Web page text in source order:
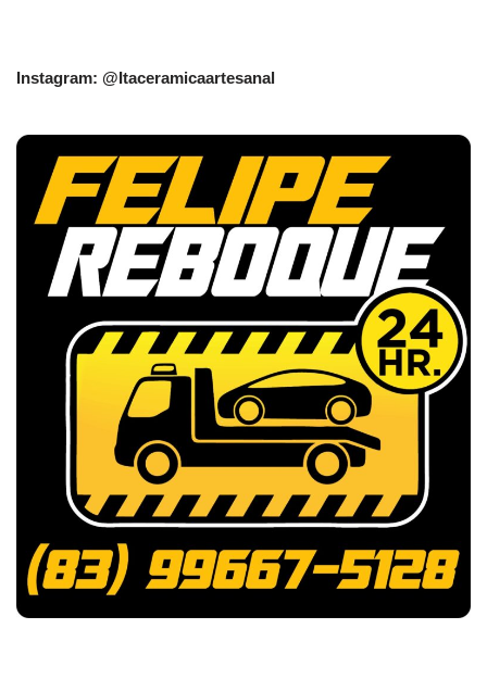
Instagram: @Itaceramicaartesanal